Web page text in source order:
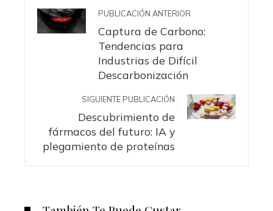
PUBLICACIÓN ANTERIOR
Captura de Carbono:
Tendencias para
Industrias de Difícil
Descarbonización
SIGUIENTE PUBLICACIÓN
Descubrimiento de
fármacos del futuro: IA y
plegamiento de proteínas